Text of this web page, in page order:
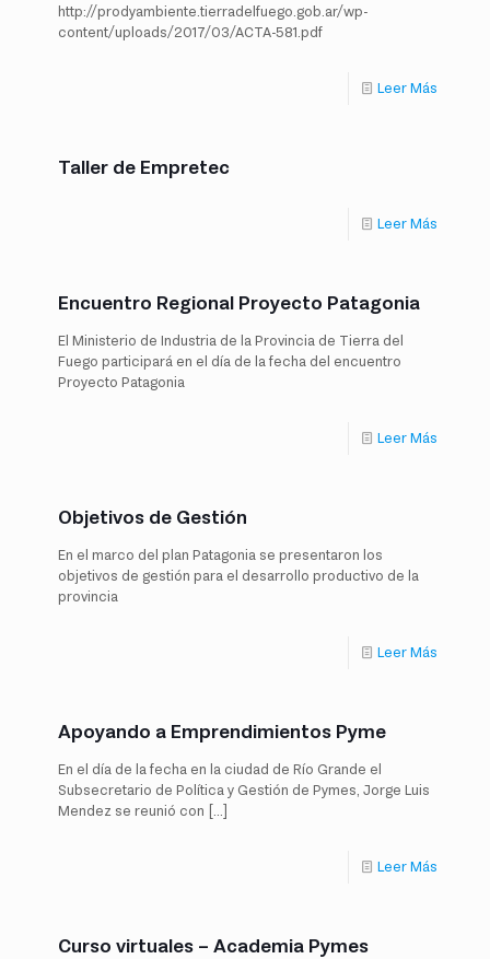
http://prodyambiente.tierradelfuego.gob.ar/wp-
content/uploads/2017/03/ACTA-581.pdf
Leer Más
Taller de Empretec
Leer Más
Encuentro Regional Proyecto Patagonia
El Ministerio de Industria de la Provincia de Tierra del
Fuego participará en el día de la fecha del encuentro
Proyecto Patagonia
Leer Más
Objetivos de Gestión
En el marco del plan Patagonia se presentaron los
objetivos de gestión para el desarrollo productivo de la
provincia
Leer Más
Apoyando a Emprendimientos Pyme
En el día de la fecha en la ciudad de Río Grande el
Subsecretario de Política y Gestión de Pymes, Jorge Luis
Mendez se reunió con […]
Leer Más
Curso virtuales – Academia Pymes